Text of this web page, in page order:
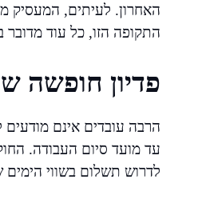
האחרון. לעיתים, המעסיק
התקופה הזו, כל עוד מדובר
פדיון חופשה
הרבה עובדים אינם
עד מועד סיום העבודה.
לדרוש תשלום בשווי הימים